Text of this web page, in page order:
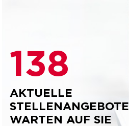
138
AKTUELLE
STELLENANGEBOTE
WARTEN AUF SIE